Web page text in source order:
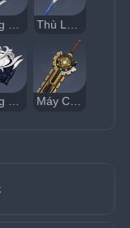
Dòng Chảy Tinh Khiết Máy Cưa Cầm Tay